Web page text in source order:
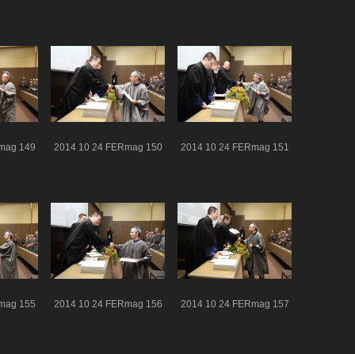
149 2014 10 24 FERmag 150 2014 10 24 FERmag 151
155 2014 10 24 FERmag 156 2014 10 24 FERmag 157